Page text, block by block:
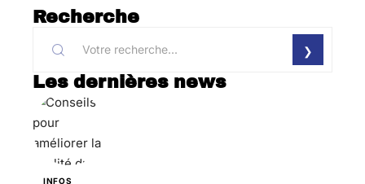
Recherche
Les dernières news
INFOS